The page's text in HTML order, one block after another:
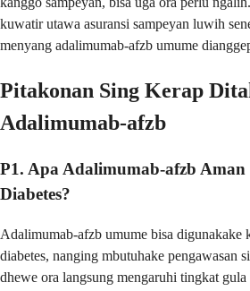
kuwatir utawa asuransi sampeyan luwih
menyang adalimumab-afzb umume
Pitakonan Sing Kerap
Adalimumab-afzb
P1. Apa Adalimumab-afzb Aman
Diabetes?
Adalimumab-afzb umume bisa digunakake
diabetes, nanging mbutuhake pengawasan
dhewe ora langsung mengaruhi tingkat